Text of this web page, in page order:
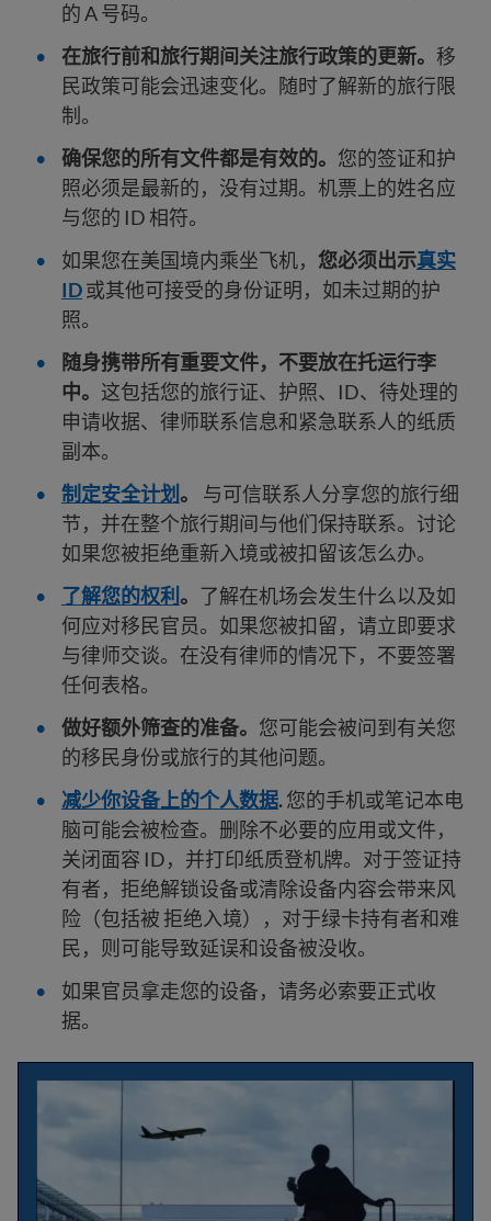
的 A 号码。
在旅行前和旅行期间关注旅行政策的更新。 移
民政策可能会迅速变化。随时了解新的旅行限
制。
确保您的所有文件都是有效的。 您的签证和护
照必须是最新的，没有过期。机票上的姓名应
与您的 ID 相符。
如果您在美国境内乘坐飞机， 您必须出示真实
ID或其他可接受的身份证明，如未过期的护
照。
随身携带所有重要文件，不要放在托运行李
中。 这包括您的旅行证、护照、ID、待处理的
申请收据、律师联系信息和紧急联系人的纸质
副本。
制定安全计划 。 与可信联系人分享您的旅行细
节，并在整个旅行期间与他们保持联系。讨论
如果您被拒绝重新入境或被扣留该怎么办。
了解您的权利 。 了解在机场会发生什么以及如
何应对移民官员。如果您被扣留，请立即要求
与律师交谈。在没有律师的情况下，不要签署
任何表格。
做好额外筛查的准备。 您可能会被问到有关您
的移民身份或旅行的其他问题。
减少你设备上的个人数据.您的手机或笔记本电
脑可能会被检查。删除不必要的应用或文件，
关闭面容 ID，并打印纸质登机牌。对于签证持
有者，拒绝解锁设备或清除设备内容会带来风
险（包括被 拒绝入境），对于绿卡持有者和难
民，则可能导致延误和设备被没收。
如果官员拿走您的设备，请务必索要正式收
据。